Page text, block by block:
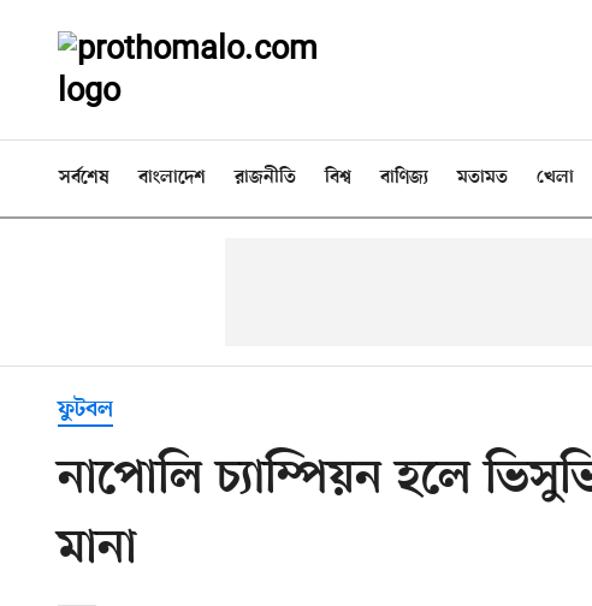
সর্বশেষ বাংলাদেশ রাজনীতি বিশ্ব বাণিজ্য মতামত খেলা
ফুটবল
নাপোলি চ্যাম্পিয়ন হলে
মানা